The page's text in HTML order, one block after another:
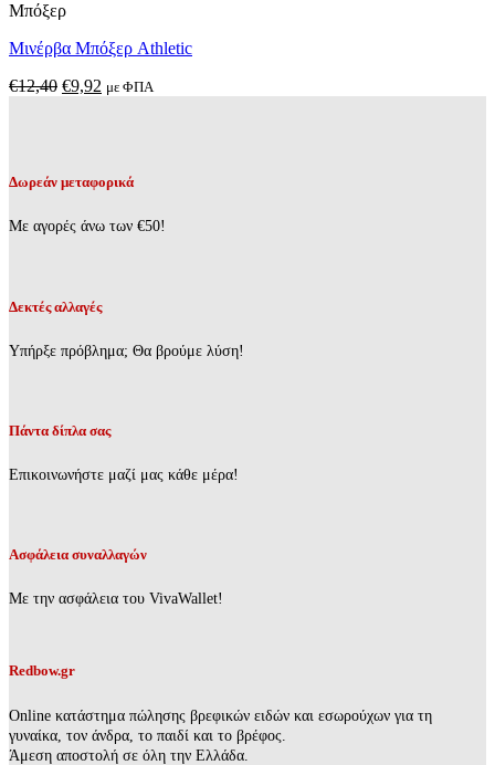
έχει
παραλλαγές.
επιλογές
σελίδα
προϊόντος
Μπόξερ
Μινέρβα Μπόξερ Athletic
€12,40 Original
€9,92 Η
με ΦΠΑ
Δωρεάν μεταφορικά
Με αγορές άνω των €50!
Δεκτές αλλαγές
Υπήρξε πρόβλημα; Θα βρούμε λύση!
Πάντα δίπλα σας
Επικοινωνήστε μαζί μας κάθε μέρα!
Ασφάλεια συναλλαγών
Με την ασφάλεια του VivaWallet!
Redbow.gr
Online κατάστημα πώλησης βρεφικών ειδών και εσωρούχων για τη
γυναίκα, τον άνδρα, το παιδί και το βρέφος.
Άμεση αποστολή σε όλη την Ελλάδα.